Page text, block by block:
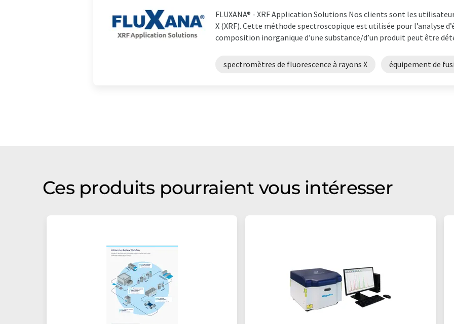
FLUXANA® - XRF Application Solutions Nos clients sont les
X (XRF). Cette méthode spectroscopique est utilisée pour l’analyse
composition inorganique d’une substance/d’un produit peut être
spectromètres de fluorescence à rayons X équipement de
Ces produits pourraient vous intéresser